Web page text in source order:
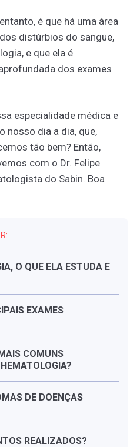
é que há uma área
distúrbios do sangue,
e que ela é
dos exames
especialidade médica e
nosso dia a dia, que,
tão bem? Então,
com o Dr. Felipe
do Sabin. Boa
O QUE ELA ESTUDA E
EXAMES
COMUNS
HEMATOLOGIA?
DE DOENÇAS
REALIZADOS?